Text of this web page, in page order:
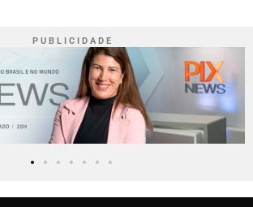
P U B L I C I D A D E